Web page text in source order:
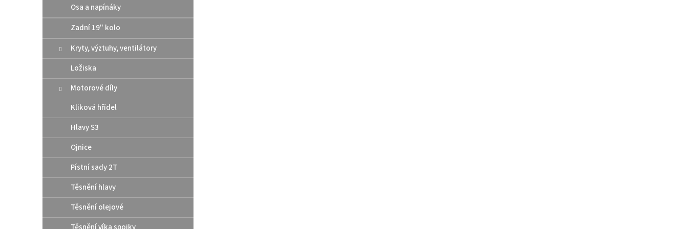
Osa a napínáky
Zadní 19" kolo
Kryty, výztuhy, ventilátory
Ložiska
Motorové díly
Kliková hřídel
Hlavy S3
Ojnice
Pístní sady 2T
Těsnění hlavy
Těsnění olejové